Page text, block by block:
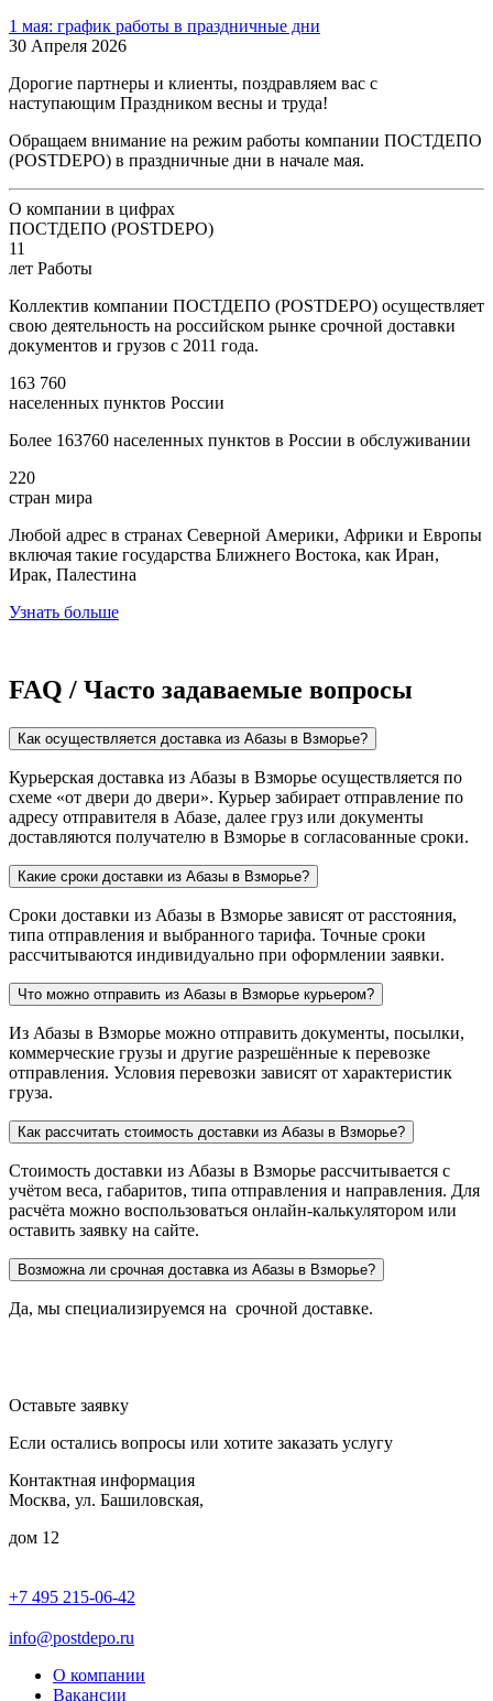
1 мая: график работы в праздничные дни
30 Апреля 2026
Дорогие партнеры и клиенты, поздравляем вас с
наступающим Праздником весны и труда!
Обращаем внимание на режим работы компании ПОСТДЕПО
(POSTDEPO) в праздничные дни в начале мая.
О компании в цифрах
ПОСТДЕПО (POSTDEPO)
11
лет Работы
Коллектив компании ПОСТДЕПО (POSTDEPO) осуществляет
свою деятельность на российском рынке срочной доставки
документов и грузов с 2011 года.
163 760
населенных пунктов России
Более 163760 населенных пунктов в России в обслуживании
220
стран мира
Любой адрес в странах Северной Америки, Африки и Европы
включая такие государства Ближнего Востока, как Иран,
Ирак, Палестина
Узнать больше
FAQ / Часто задаваемые вопросы
Как осуществляется доставка из Абазы в Взморье?
Курьерская доставка из Абазы в Взморье осуществляется по
схеме «от двери до двери». Курьер забирает отправление по
адресу отправителя в Абазе, далее груз или документы
доставляются получателю в Взморье в согласованные сроки.
Какие сроки доставки из Абазы в Взморье?
Сроки доставки из Абазы в Взморье зависят от расстояния,
типа отправления и выбранного тарифа. Точные сроки
рассчитываются индивидуально при оформлении заявки.
Что можно отправить из Абазы в Взморье курьером?
Из Абазы в Взморье можно отправить документы, посылки,
коммерческие грузы и другие разрешённые к перевозке
отправления. Условия перевозки зависят от характеристик
груза.
Как рассчитать стоимость доставки из Абазы в Взморье?
Стоимость доставки из Абазы в Взморье рассчитывается с
учётом веса, габаритов, типа отправления и направления. Для
расчёта можно воспользоваться онлайн-калькулятором или
оставить заявку на сайте.
Возможна ли срочная доставка из Абазы в Взморье?
Да, мы специализируемся на срочной доставке.
Оставьте заявку
Если остались вопросы или хотите заказать услугу
Контактная информация
Москва, ул. Башиловская,
дом 12
+7 495 215-06-42
info@postdepo.ru
О компании
Вакансии